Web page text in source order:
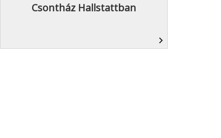
Csontház Hallstattban
navigate_next